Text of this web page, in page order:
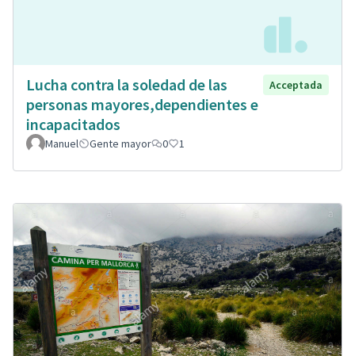
Lucha contra la soledad de las
personas mayores,dependientes e
incapacitados
Acceptada
Manuel Gente mayor 0 1